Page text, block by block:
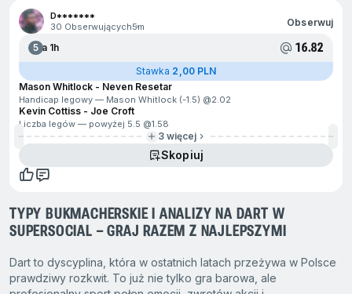
D*******
30 Obserwujących5m Obserwuj
5Za 1h 16.82
Stawka 2,00 PLN
Mason Whitlock - Neven Resetar
Handicap legowy — Mason Whitlock (-1.5) @2.02
Kevin Cottiss - Joe Croft
Liczba legów — powyżej 5.5 @1.58
3 więcej
Skopiuj
TYPY BUKMACHERSKIE I ANALIZY NA DART W
SUPERSOCIAL – GRAJ RAZEM Z NAJLEPSZYMI
Dart to dyscyplina, która w ostatnich latach przeżywa w Polsce
prawdziwy rozkwit. To już nie tylko gra barowa, ale